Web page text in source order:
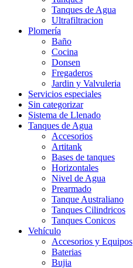
Tanques de Agua
Ultrafiltracion
Plomería
Baño
Cocina
Donsen
Fregaderos
Jardin y Valvuleria
Servicios especiales
Sin categorizar
Sistema de Llenado
Tanques de Agua
Accesorios
Artitank
Bases de tanques
Horizontales
Nivel de Agua
Prearmado
Tanque Australiano
Tanques Cilindricos
Tanques Conicos
Vehículo
Accesorios y Equipos
Baterias
Bujia